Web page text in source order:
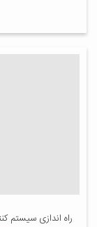
راه اندازی سیستم